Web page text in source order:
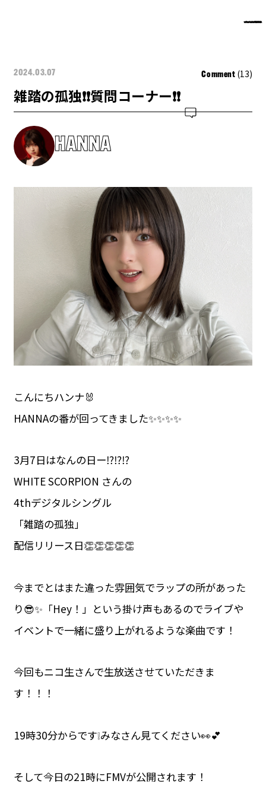
2024.03.07 Comment (13)
雑踏の孤独❗️❗️質問コーナー❗️❗️
HANNA
こんにちハンナ🐰
HANNAの番が回ってきました✨️✨️✨️✨️
3月7日はなんの日ー⁉️⁉️⁉️
WHITE SCORPION さんの
4thデジタルシングル
「雑踏の孤独」
配信リリース日👏👏👏👏👏
今までとはまた違った雰囲気でラップの所があった
り😎✨「Hey！」という掛け声もあるのでライブや
イベントで一緒に盛り上がれるような楽曲です！
今回もニコ生さんで生放送させていただきま
す！！！
19時30分からです❕みなさん見てください👀💕
そして今日の21時にFMVが公開されます！